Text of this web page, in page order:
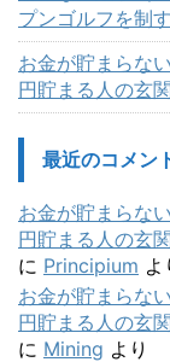
プンゴルフを制す
お金が貯まらな
円貯まる人の玄
最近のコメン
お金が貯まらな
円貯まる人の玄
に Principium よ
お金が貯まらな
円貯まる人の玄
に Mining より